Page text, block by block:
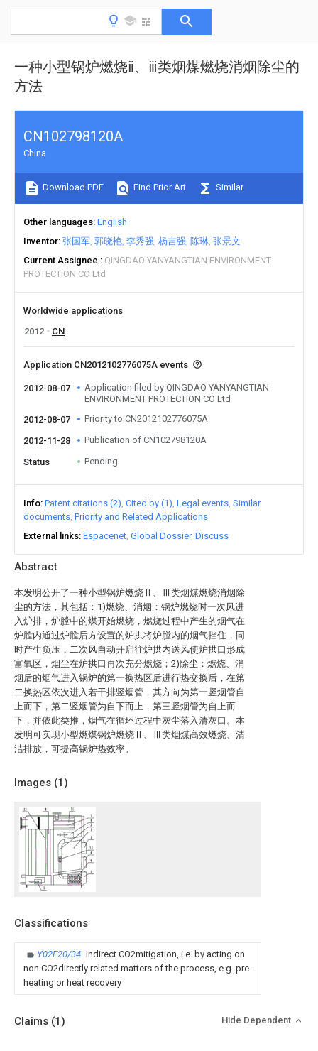
一种小型锅炉燃烧ⅱ、ⅲ类烟煤燃烧消烟除尘的
方法
Abstract
本发明公开了一种小型锅炉燃烧Ⅱ、Ⅲ类烟煤燃烧消烟除
尘的方法，其包括：1)燃烧、消烟：锅炉燃烧时一次风进
入炉排，炉膛中的煤开始燃烧，燃烧过程中产生的烟气在
炉膛内通过炉膛后方设置的炉拱将炉膛内的烟气挡住，同
时产生负压，二次风自动开启往炉拱内送风使炉拱口形成
富氧区，烟尘在炉拱口再次充分燃烧；2)除尘：燃烧、消
烟后的烟气进入锅炉的第一换热区后进行热交换后，在第
二换热区依次进入若干排竖烟管，其方向为第一竖烟管自
上而下，第二竖烟管为自下而上，第三竖烟管为自上而
下，并依此类推，烟气在循环过程中灰尘落入清灰口。本
发明可实现小型燃煤锅炉燃烧Ⅱ、Ⅲ类烟煤高效燃烧、清
洁排放，可提高锅炉热效率。
Images (1)
Classifications
Y02E20/34 Indirect CO2mitigation, i.e. by acting on
non CO2directly related matters of the process, e.g. pre-
heating or heat recovery
CN102798120A
China
Download PDF Find Prior Art Similar
Other languages English
Inventor 张国军 郭晓艳 李秀强 杨吉强 陈琳 张景文
Current Assignee
QINGDAO YANYANGTIAN ENVIRONMENT
PROTECTION CO Ltd
Worldwide applications
2012
CN
Application CN2012102776075A events
2012-08-07
Application filed by QINGDAO YANYANGTIAN
ENVIRONMENT PROTECTION CO Ltd
2012-08-07
Priority to CN2012102776075A
2012-11-28 Publication of CN102798120A
Status Pending
Info Patent citations (2) Cited by (1) Legal events Similar
documents Priority and Related Applications
External links Espacenet Global Dossier Discuss
Claims (1) Hide Dependent